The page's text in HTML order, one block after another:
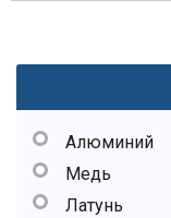
Алюминий
Медь
Латунь